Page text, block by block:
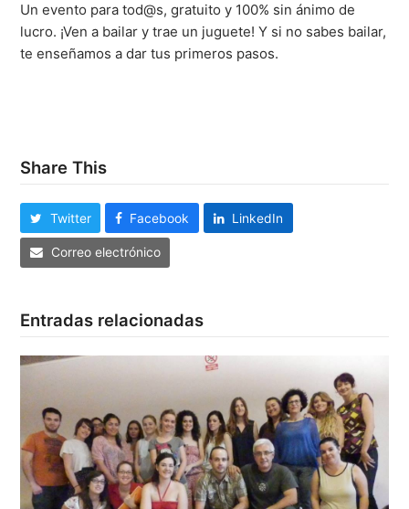
Un evento para tod@s, gratuito y 100% sin ánimo de
lucro. ¡Ven a bailar y trae un juguete! Y si no sabes bailar,
te enseñamos a dar tus primeros pasos.
Share This
Twitter Facebook LinkedIn
Correo electrónico
Entradas relacionadas